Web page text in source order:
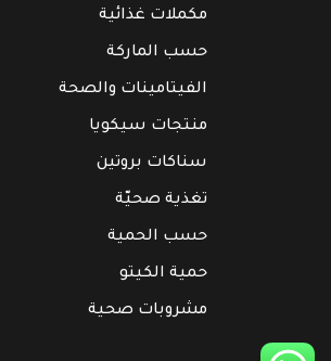
مكملات غذائية
حسب الماركة
الفيتامينات والصحة
منتجات سيكويا
سناكات بروتين
تغذية صحيّة
حسب الحمية
حمية الكيتو
مشروبات صحية